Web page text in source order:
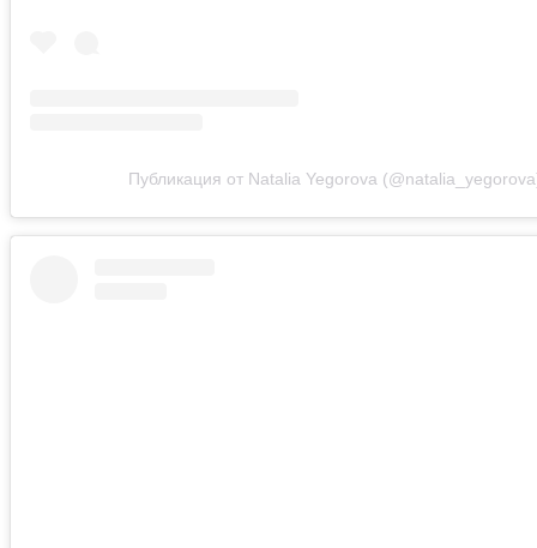
Публикация от Natalia Yegorova